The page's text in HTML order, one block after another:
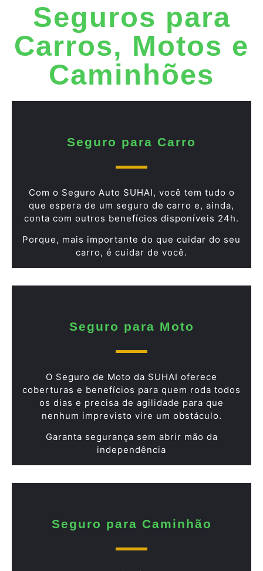
Seguros para
Carros, Motos e
Caminhões
Seguro para Carro
Com o Seguro Auto SUHAI, você tem tudo o
que espera de um seguro de carro e, ainda,
conta com outros benefícios disponíveis 24h.
Porque, mais importante do que cuidar do seu
carro, é cuidar de você.
Seguro para Moto
O Seguro de Moto da SUHAI oferece
coberturas e benefícios para quem roda todos
os dias e precisa de agilidade para que
nenhum imprevisto vire um obstáculo.
Garanta segurança sem abrir mão da
independência
Seguro para Caminhão